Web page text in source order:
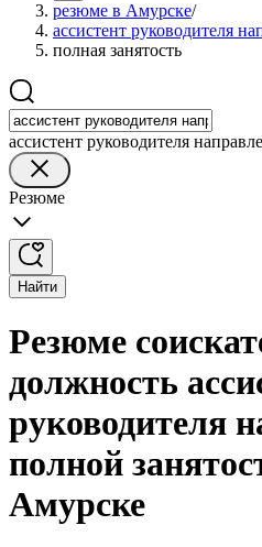
резюме в Амурске/
ассистент руководителя
полная занятость
ассистент руководителя
Резюме
Найти
Резюме
должность
руководителя
полной
Амурске